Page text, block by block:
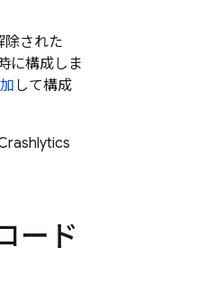
除された
に構成しま
して構成
ード